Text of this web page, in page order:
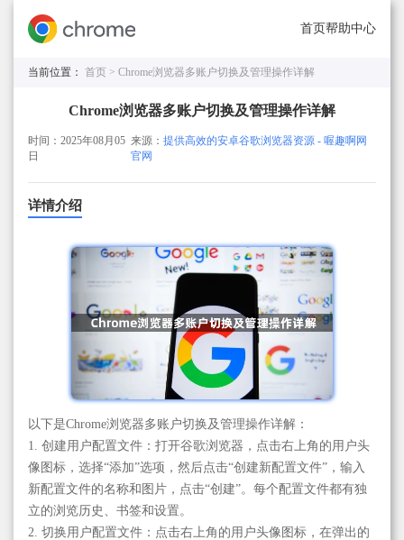
首页帮助中心
当前位置： 首页 > Chrome浏览器多账户切换及管理操作详解
Chrome浏览器多账户切换及管理操作详解
时间：2025年08月05
日
来源：提供高效的安卓谷歌浏览器资源 - 喔趣啊网
官网
详情介绍
以下是Chrome浏览器多账户切换及管理操作详解：
1. 创建用户配置文件：打开谷歌浏览器，点击右上角的用户头
像图标，选择“添加”选项，然后点击“创建新配置文件”，输入
新配置文件的名称和图片，点击“创建”。每个配置文件都有独
立的浏览历史、书签和设置。
2. 切换用户配置文件：点击右上角的用户头像图标，在弹出的